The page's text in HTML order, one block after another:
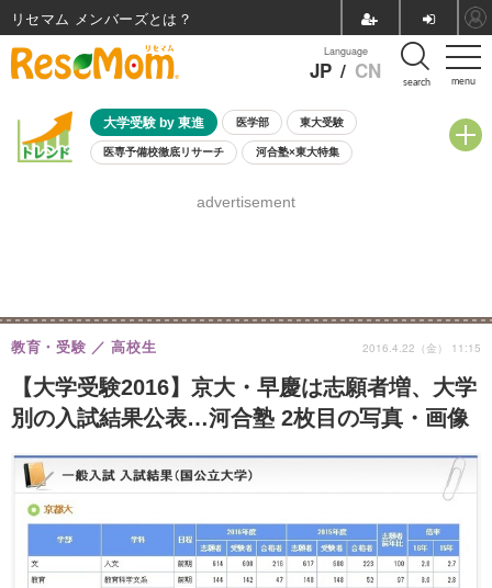
menu
Language
JP / CN search
大学受験 by 東進 医学部 東大受験
医専予備校徹底リサーチ 河合塾×東大特集
8月開催学校説明会・相談会
advertisement
【大学受験2016】京大・早慶は志願者増、大学
別の入試結果公表…河合塾 2枚目の写真・画像
教育・受験 高校生 2016.4.22（金） 11:15
リセマム メンバーズ